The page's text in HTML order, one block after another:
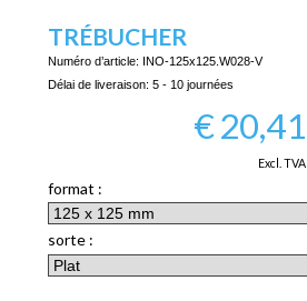
TRÉBUCHER
Numéro d’article:
INO-125x125.W028-V
Délai de liveraison: 5 - 10 journées
€20,41
Excl. TVA
format :
sorte :